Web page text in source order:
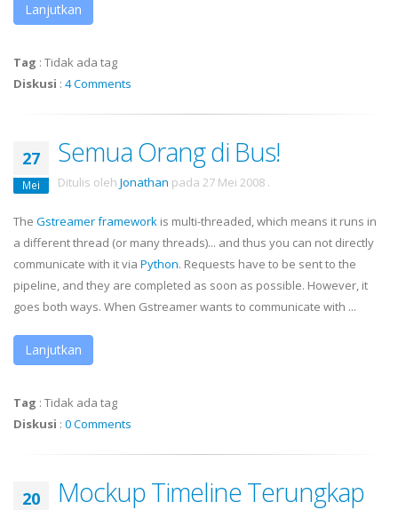
Lanjutkan
Tag : Tidak ada tag
Diskusi : 4 Comments
27
Mei
Semua Orang di Bus!
Ditulis oleh Jonathan pada 27 Mei 2008 .
The Gstreamerframework is multi-threaded, which means it runs in
a different thread (or many threads)... and thus you can not directly
communicate with it via Python. Requests have to be sent to the
pipeline, and they are completed as soon as possible. However, it
goes both ways. When Gstreamerwants to communicate with ...
Lanjutkan
Tag : Tidak ada tag
Diskusi : 0 Comments
20 Mockup Timeline Terungkap